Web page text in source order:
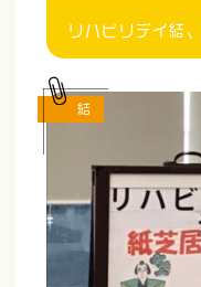
リハビリデイ結
結